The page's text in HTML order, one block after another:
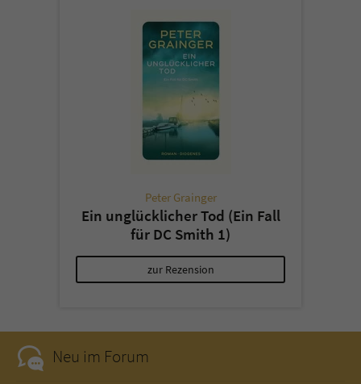
Peter Grainger
Ein unglücklicher Tod (Ein Fall
für DC Smith 1)
zur Rezension
Neu im Forum